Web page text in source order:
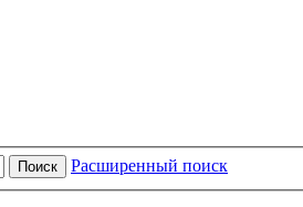
Поиск Расширенный поиск